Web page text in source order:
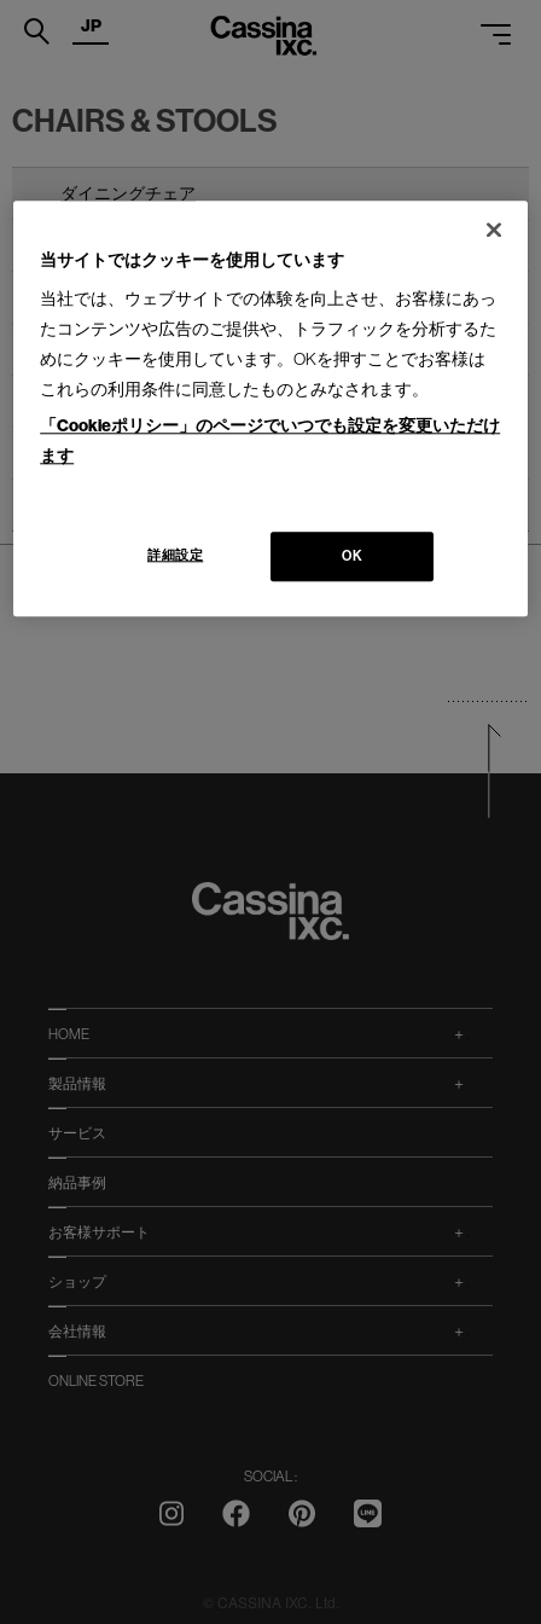
.
SERVICES
MAGAZINE
SUPPORT
SHOPS
CATALOGUES
お問合せ
JP
CHAIRS & STOOLS
ダイニングチェア
アームチェア
キャスターチェア
スタッキングチェア
カウンターチェア
ホーム チェア・スツール
HOME
製品情報
サービス
納品事例
お客様サポート
ショップ
会社情報
ONLINE STORE
SOCIAL :
© CASSINA IXC. Ltd.
当サイトではクッキーを使用しています
当社では、ウェブサイトでの体験を向上させ、お客様にあっ
たコンテンツや広告のご提供や、トラフィックを分析するた
めにクッキーを使用しています。OKを押すことでお客様は
これらの利用条件に同意したものとみなされます。
「Cookieポリシー」のページでいつでも設定を変更いただけ
ます
OK
詳細設定